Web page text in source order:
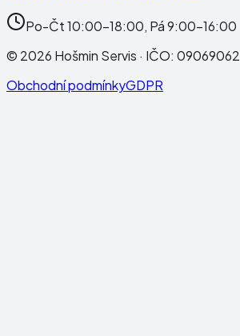
Po-Čt 10:00-18:00, Pá 9:00-16:00
© 2026 Hošmin Servis · IČO: 09069062
Obchodní podmínkyGDPR